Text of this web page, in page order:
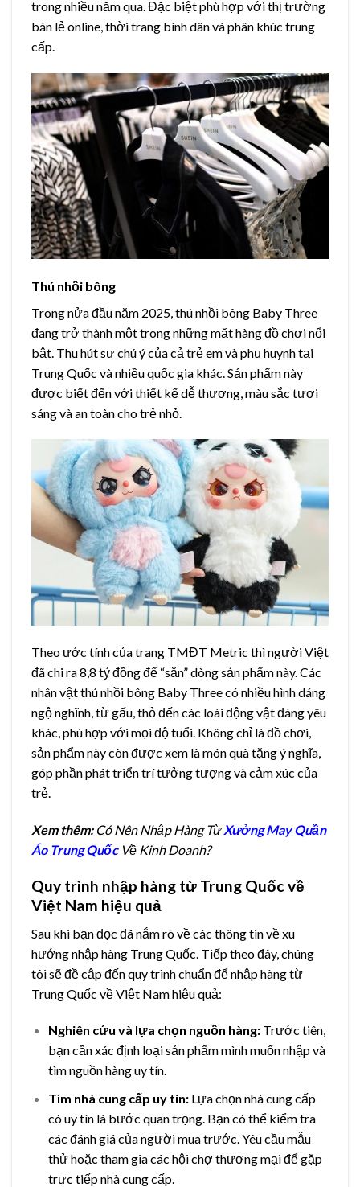
trong nhiều năm qua. Đặc biệt phù hợp với thị trường
bán lẻ online, thời trang bình dân và phân khúc trung
cấp.
Thú nhồi bông
Trong nửa đầu năm 2025, thú nhồi bông Baby Three
đang trở thành một trong những mặt hàng đồ chơi nổi
bật. Thu hút sự chú ý của cả trẻ em và phụ huynh tại
Trung Quốc và nhiều quốc gia khác. Sản phẩm này
được biết đến với thiết kế dễ thương, màu sắc tươi
sáng và an toàn cho trẻ nhỏ.
Theo ước tính của trang TMĐT Metric thì người Việt
đã chi ra 8,8 tỷ đồng để “săn” dòng sản phẩm này. Các
nhân vật thú nhồi bông Baby Three có nhiều hình dáng
ngộ nghĩnh, từ gấu, thỏ đến các loài động vật đáng yêu
khác, phù hợp với mọi độ tuổi. Không chỉ là đồ chơi,
sản phẩm này còn được xem là món quà tặng ý nghĩa,
góp phần phát triển trí tưởng tượng và cảm xúc của
trẻ.
Xem thêm:Có Nên Nhập Hàng TừXưởng May Quần
Áo Trung Quốc Về Kinh Doanh?
Quy trình nhập hàng từ Trung Quốc về
Việt Nam hiệu quả
Sau khi bạn đọc đã nắm rõ về các thông tin về xu
hướng nhập hàng Trung Quốc. Tiếp theo đây, chúng
tôi sẽ đề cập đến quy trình chuẩn để nhập hàng từ
Trung Quốc về Việt Nam hiệu quả:
Nghiên cứu và lựa chọn nguồn hàng:Trước tiên,
bạn cần xác định loại sản phẩm mình muốn nhập và
tìm nguồn hàng uy tín.
Tìm nhà cung cấp uy tín:Lựa chọn nhà cung cấp
có uy tín là bước quan trọng. Bạn có thể kiểm tra
các đánh giá của người mua trước. Yêu cầu mẫu
thử hoặc tham gia các hội chợ thương mại để gặp
trực tiếp nhà cung cấp.